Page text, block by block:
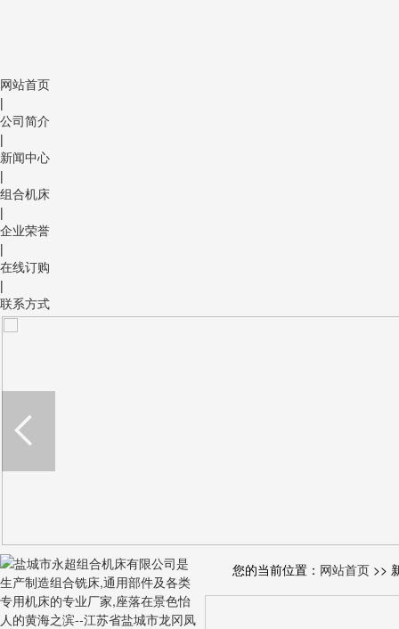
网站首页
|
公司简介
|
新闻中心
|
组合机床
|
企业荣誉
|
在线订购
|
联系方式
您的当前位置： 网站首页 >>